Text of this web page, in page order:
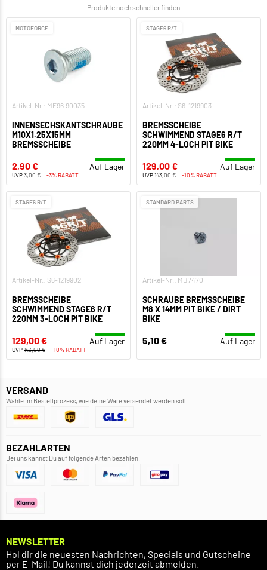
Produkte noch schneller finden
MOTOFORCE
Artikel-Nr.: MF96.90035
INNENSECHSKANTSCHRAUBE
M10X1.25X15MM
BREMSSCHEIBE
2,90 € Auf Lager
UVP3,00 € -3% RABATT
STAGE6 R/T
Artikel-Nr.: S6-1219903
BREMSSCHEIBE
SCHWIMMEND STAGE6 R/T
220MM 4-LOCH PIT BIKE
129,00 € Auf Lager
UVP143,00 € -10% RABATT
STAGE6 R/T
Artikel-Nr.: S6-1219902
BREMSSCHEIBE
SCHWIMMEND STAGE6 R/T
220MM 3-LOCH PIT BIKE
129,00 € Auf Lager
UVP143,00 € -10% RABATT
STANDARD PARTS
Artikel-Nr.: MB7470
SCHRAUBE BREMSSCHEIBE
M8 X 14MM PIT BIKE / DIRT
BIKE
5,10 € Auf Lager
VERSAND
Wähle im Bestellprozess, wie deine Ware versendet werden soll.
BEZAHLARTEN
Bei uns kannst Du auf folgende Arten bezahlen.
NEWSLETTER
Hol dir die neuesten Nachrichten, Specials und Gutscheine
per E-Mail! Du kannst dich jederzeit abmelden.